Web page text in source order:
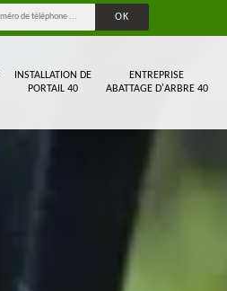
INSTALLATION DE
PORTAIL 40
ENTREPRISE
ABATTAGE D'ARBRE 40